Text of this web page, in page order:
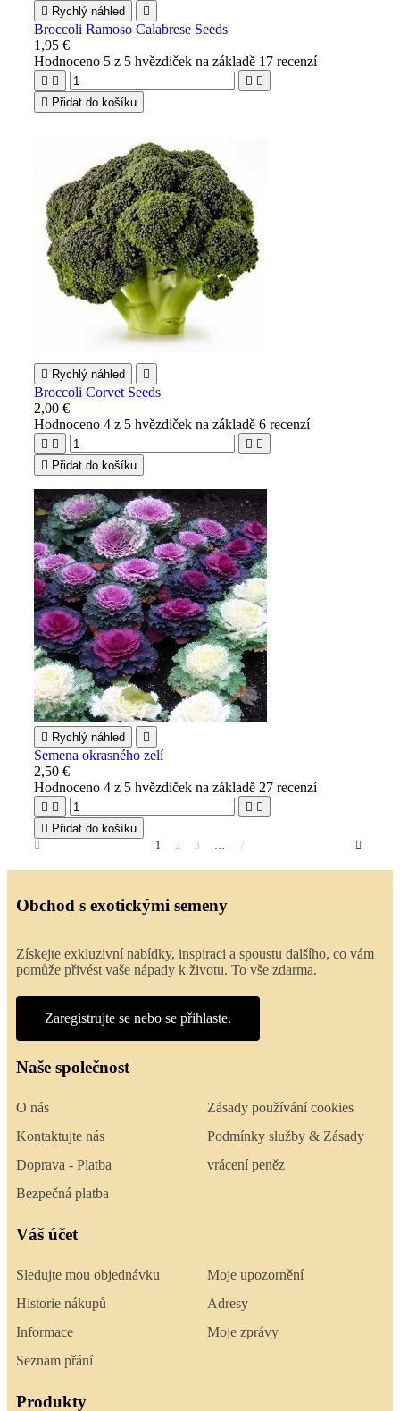
 Rychlý náhled 
Broccoli Ramoso Calabrese Seeds
1,95 €
Hodnoceno 5 z 5 hvězdiček na základě 17 recenzí
   
 Přidat do košíku
 Rychlý náhled 
Broccoli Corvet Seeds
2,00 €
Hodnoceno4 z 5 hvězdiček na základě6 recenzí
   
 Přidat do košíku
 Rychlý náhled 
Semena okrasného zelí
2,50 €
Hodnoceno4 z 5 hvězdiček na základě 27 recenzí
   
 Přidat do košíku
1 2 3 … 7
Obchod s exotickými semeny
Získejte exkluzivní nabídky, inspiraci a spoustu dalšího, co vám
pomůže přivést vaše nápady k životu. To vše zdarma.
Zaregistrujte se nebo se přihlaste.
Naše společnost
O nás
Kontaktujte nás
Doprava - Platba
Bezpečná platba
Zásady používání cookies
Podmínky služby & Zásady
vrácení peněz
Váš účet
Sledujte mou objednávku
Historie nákupů
Informace
Seznam přání
Moje upozornění
Adresy
Moje zprávy
Produkty